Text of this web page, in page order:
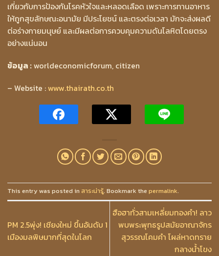
เกี่ยวกับการป้องกันโรคหัวใจและหลอดเลือด เพราะการทานอาหาร
ให้ถูกสุขลักษณะอนามัย มีประโยชน์ และตรงต่อเวลา มักจะส่งผลดี
ต่อร่างกายมนุษย์ และมีผลต่อการควบคุมความดันโลหิตโดยตรง
อย่างแน่นอน
ข้อมูล : worldeconomicforum, citizen
– Website :www.thairath.co.th
This entry was posted in สาระน่ารู้. Bookmark the permalink.
PM 2.5พุ่ง! เชียงใหม่ ขึ้นอันดับ 1
เมืองมลพิษมากที่สุดในโลก
ฮือฮาทั่วสามเหลี่ยมทองคำ! ลาว
พบพระพุทธรูปสมัยอาณาจักร
สุวรรณโคมคำ โผล่หาดทราย
กลางน้ำโขง